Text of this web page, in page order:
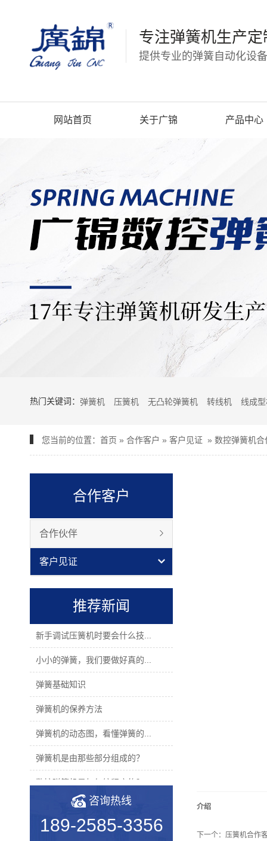
专注弹簧机生产定
提供专业的弹簧自动化设
网站首页 关于广锦 产品中心
热门关键词： 弹簧机 压簧机 无凸轮弹簧机 转线机 线成
您当前的位置： 首页 » 合作客户 » 客户见证 » 数控弹簧机合
合作客户
合作伙伴
客户见证
推荐新闻
新手调试压簧机时要会什么技...
小小的弹簧，我们要做好真的...
弹簧基础知识
弹簧机的保养方法
弹簧机的动态图，看懂弹簧的...
弹簧机是由那些部分组成的？
数控弹簧机是如何编程序的？
2019年度无凸轮弹簧机十大品...
机械行业的宠儿——弹簧机
咨询热线
189-2585-3356
介绍
下一个： 压簧机合作